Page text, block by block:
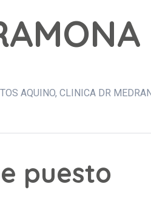
AQUINO CLINICA DR
puesto